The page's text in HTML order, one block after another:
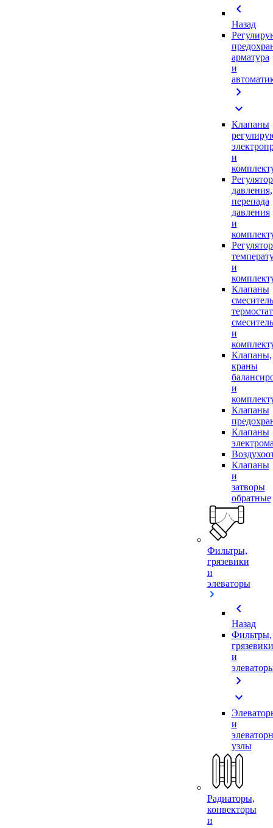
chevron_left
Назад
арматура
и
chevron_right
expand_more
Клапаны
и
давления,
перепада
давления
и
и
Клапаны
и
Клапаны,
краны
и
Клапаны
Клапаны
Клапаны
и
затворы
обратные
Фильтры,
грязевики
и
элеваторы
chevron_left
Назад
Фильтры,
грязевики
и
chevron_right
expand_more
и
узлы
Радиаторы,
конвекторы
и